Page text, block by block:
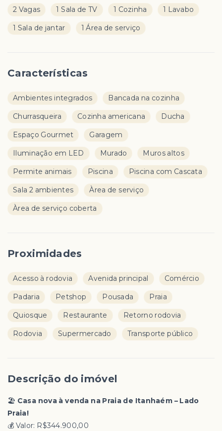
2 Vagas 1 Sala de TV 1 Cozinha 1 Lavabo
1 Sala de jantar 1 Área de serviço
Características
Ambientes integrados Bancada na cozinha
Churrasqueira Cozinha americana Ducha
Espaço Gourmet Garagem
Iluminação em LED Murado Muros altos
Permite animais Piscina Piscina com Cascata
Sala 2 ambientes Àrea de serviço
Àrea de serviço coberta
Proximidades
Acesso à rodovia Avenida principal Comércio
Padaria Petshop Pousada Praia
Quiosque Restaurante Retorno rodovia
Rodovia Supermercado Transporte público
Descrição do imóvel
🏖️ Casa nova à venda na Praia de Itanhaém – Lado
Praia!
💰 Valor: R$344.900,00